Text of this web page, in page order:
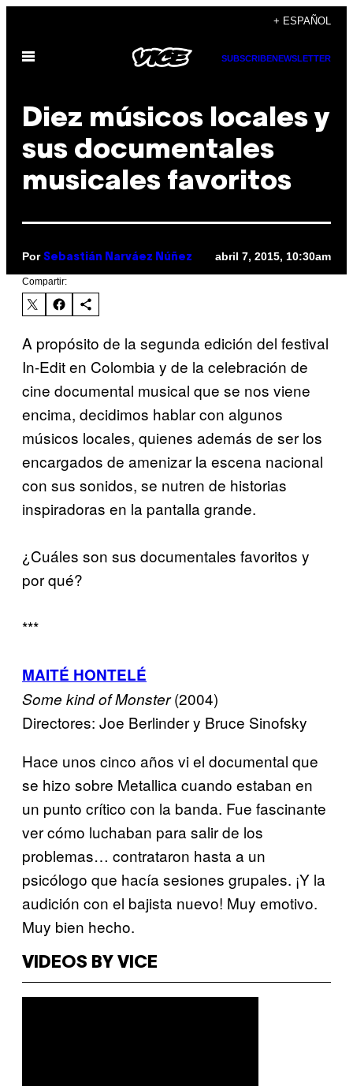
contenido
+ ESPAÑOL
Abrir
SUBSCRIBENEWSLETTER
Diez músicos locales y
sus documentales
musicales favoritos
Por Sebastián Narváez Núñez abril 7, 2015, 10:30am
Compartir:
A propósito de la segunda edición del festival
In-Edit en Colombia y de la celebración de
cine documental musical que se nos viene
encima, decidimos hablar con algunos
músicos locales, quienes además de ser los
encargados de amenizar la escena nacional
con sus sonidos, se nutren de historias
inspiradoras en la pantalla grande.
¿Cuáles son sus documentales favoritos y
por qué?
***
MAITÉ HONTELÉ
Some kind of Monster(2004)
Directores: Joe Berlinder y Bruce Sinofsky
Hace unos cinco años vi el documental que
se hizo sobre Metallica cuando estaban en
un punto crítico con la banda. Fue fascinante
ver cómo luchaban para salir de los
problemas… contrataron hasta a un
psicólogo que hacía sesiones grupales. ¡Y la
audición con el bajista nuevo! Muy emotivo.
Muy bien hecho.
VIDEOS BY VICE